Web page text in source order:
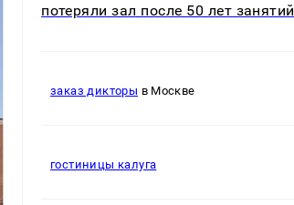
потеряли зал после 50 лет занятий
заказ дикторы в Москве
гостиницы калуга